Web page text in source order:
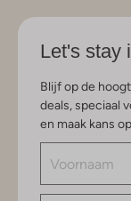
Let's stay
Blijf op de
deals, speciaal
en maak kans